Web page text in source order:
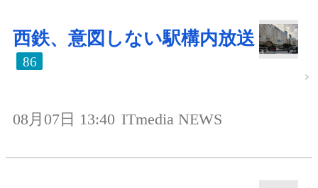
西鉄、意図しない駅構内放送
86
08月07日 13:40 ITmedia NEWS